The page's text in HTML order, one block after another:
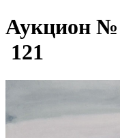
Аукцион №
121